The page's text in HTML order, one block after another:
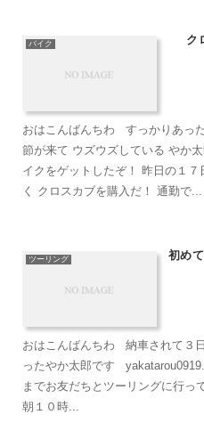
バイク ク
おはこんばんちわ すっかりあっ
節が来て ウズウズしている や
イクをゲットしたぞ！ 昨日の１
く クロスカブを購入だ！ 通勤で...
ツーリング
初め
おはこんばんちわ 納車されて３
ったやか太郎です
までお友だちとツーリングに行っ
朝１０時...